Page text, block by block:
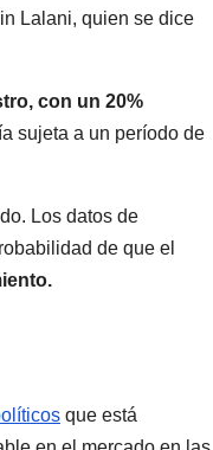
Lalani, quien se dice
con un 20%
sujeta a un período de
Los datos de
de que el
que está